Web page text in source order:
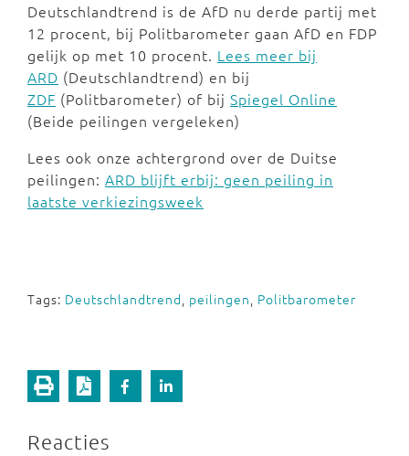
Deutschlandtrend is de AfD nu derde partij met
12 procent, bij Politbarometer gaan AfD en FDP
gelijk op met 10 procent. Lees meer bij
ARD (Deutschlandtrend) en bij
ZDF (Politbarometer) of bij Spiegel Online
(Beide peilingen vergeleken)
Lees ook onze achtergrond over de Duitse
peilingen: ARD blijft erbij: geen peiling in
laatste verkiezingsweek
Tags: Deutschlandtrend, peilingen, Politbarometer
Reacties